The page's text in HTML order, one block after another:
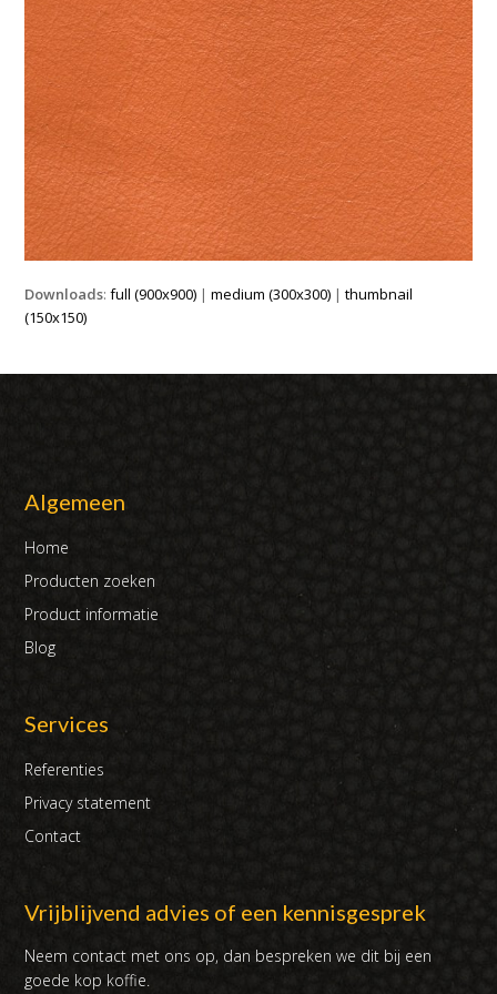
Downloads:full (900x900) |medium (300x300) |thumbnail
(150x150)
Algemeen
Home
Producten zoeken
Product informatie
Blog
Services
Referenties
Privacy statement
Contact
Vrijblijvend advies of een kennisgesprek
Neem contact met ons op, dan bespreken we dit bij een
goede kop koffie.